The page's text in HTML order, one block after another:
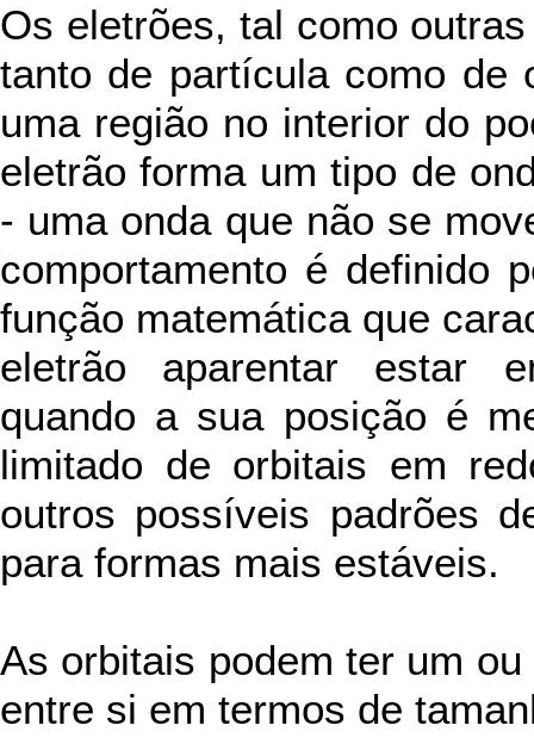
Os eletrões, tal como
tanto de partícula como de
uma região no interior do
eletrão forma um tipo de
- uma onda que não se
comportamento é definido
função matemática que
eletrão aparentar estar
quando a sua posição é
limitado de orbitais em
outros possíveis padrões
para formas mais estáveis.
As orbitais podem ter um
entre si em termos de